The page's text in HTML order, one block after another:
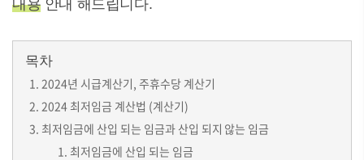
내용 안내 해드립니다.
목차
2024년 시급계산기, 주휴수당 계산기
2024 최저임금 계산법 (계산기)
최저임금에 산입 되는 임금과 산입 되지 않는 임금
최저임금에 산입 되는 임금